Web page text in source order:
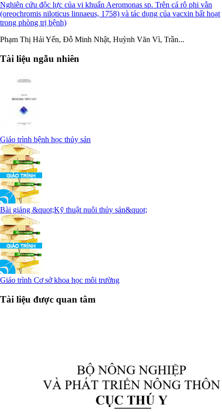
Nghiên cứu độc lực của vi khuẩn Aeromonas sp. Trên cá rô phi vằn
(oreochromis niloticus linnaeus, 1758) và tác dụng của vacxin bất hoạt
trong phòng trị bệnh)
Phạm Thị Hải Yến, Đỗ Minh Nhật, Huỳnh Văn Vì, Trần...
Tài liệu ngẫu nhiên
Giáo trình bệnh học thủy sản
Bài giảng &quot;Kỹ thuật nuôi thủy sản&quot;
Giáo trình Cơ sở khoa học môi trường
Tài liệu được quan tâm